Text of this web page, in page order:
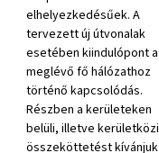
elhelyezkedésűek. A
tervezett új útvonalak
esetében kiindulópont a
meglévő fő hálózathoz
történő kapcsolódás.
Részben a kerületeken
belüli, illetve kerületközi
összeköttetést kívánjuk